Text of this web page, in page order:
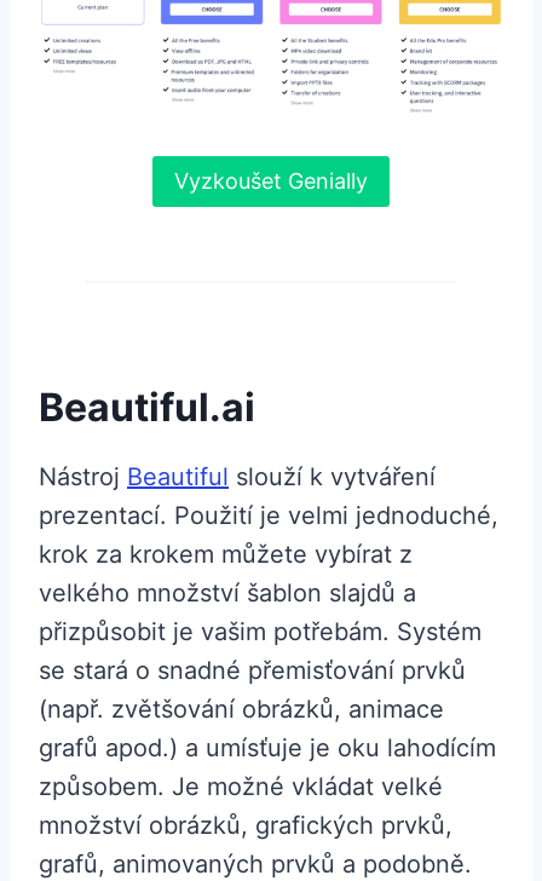
Vyzkoušet Genially
Beautiful.ai
Nástroj Beautiful slouží k vytváření
prezentací. Použití je velmi jednoduché,
krok za krokem můžete vybírat z
velkého množství šablon slajdů a
přizpůsobit je vašim potřebám. Systém
se stará o snadné přemisťování prvků
(např. zvětšování obrázků, animace
grafů apod.) a umísťuje je oku lahodícím
způsobem. Je možné vkládat velké
množství obrázků, grafických prvků,
grafů, animovaných prvků a podobně.